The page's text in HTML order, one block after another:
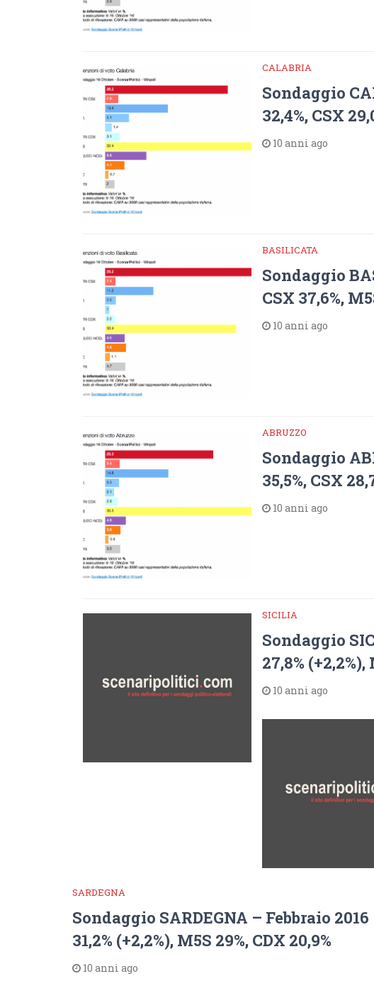
CALABRIA
Sondaggio
32,4%, CSX
10 anni ago
BASILICATA
Sondaggio
CSX 37,6%,
10 anni ago
ABRUZZO
Sondaggio
35,5%, CSX
10 anni ago
SICILIA
Sondaggio
27,8% (+2,2%),
10 anni ago
SARDEGNA
Sondaggio SARDEGNA – Febbraio 2016
31,2% (+2,2%), M5S 29%, CDX 20,9%
10 anni ago